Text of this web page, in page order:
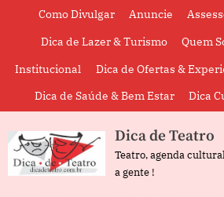
Como Divulgar Anuncie
Dica de Lazer & Turismo
Quem
Institucional
Dica de Ofertas &
Dica de Saúde & Bem Estar
Dica
Dica de Teatro
Teatro, agenda
a gente !